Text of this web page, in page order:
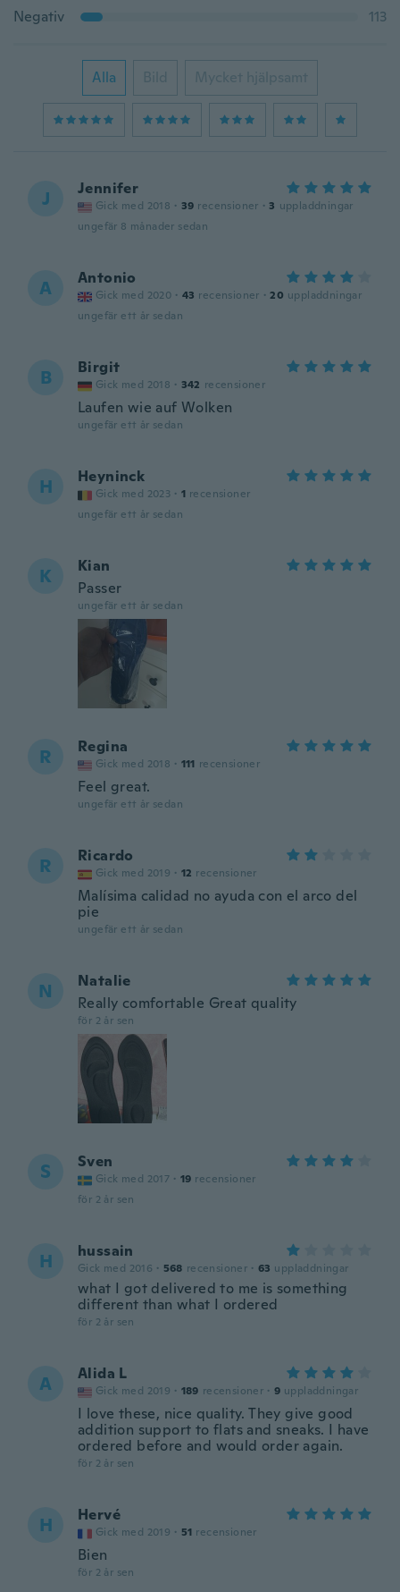
Negativ
113
Alla Bild Mycket hjälpsamt
J Jennifer
Gick med 2018 · 39 recensioner · 3 uppladdningar
ungefär 8 månader sedan
A Antonio
Gick med 2020 · 43 recensioner · 20 uppladdningar
ungefär ett år sedan
B Birgit
Gick med 2018 · 342 recensioner
Laufen wie auf Wolken
ungefär ett år sedan
H Heyninck
Gick med 2023 · 1 recensioner
ungefär ett år sedan
K
Kian
Passer
ungefär ett år sedan
R Regina
Gick med 2018 · 111 recensioner
Feel great.
ungefär ett år sedan
R Ricardo
Gick med 2019 · 12 recensioner
Malísima calidad no ayuda con el arco del
pie
ungefär ett år sedan
N
Natalie
Really comfortable Great quality
för 2 år sen
S Sven
Gick med 2017 · 19 recensioner
för 2 år sen
H hussain
Gick med 2016 · 568 recensioner · 63 uppladdningar
what I got delivered to me is something
different than what I ordered
för 2 år sen
A Alida L
Gick med 2019 · 189 recensioner · 9 uppladdningar
I love these, nice quality. They give good
addition support to flats and sneaks. I have
ordered before and would order again.
för 2 år sen
H Hervé
Gick med 2019 · 51 recensioner
Bien
för 2 år sen